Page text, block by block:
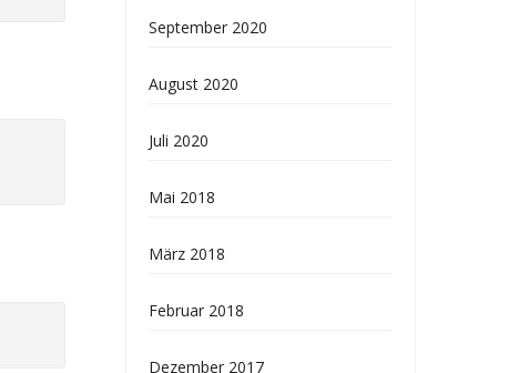
September 2020
August 2020
Juli 2020
Mai 2018
März 2018
Februar 2018
Dezember 2017